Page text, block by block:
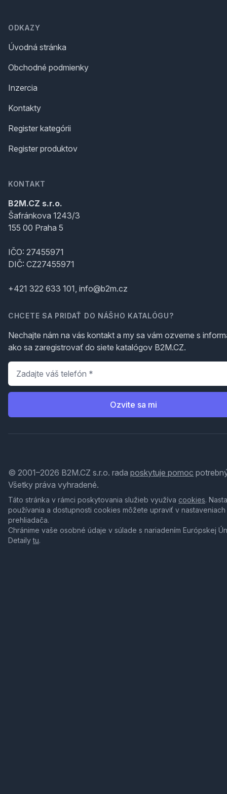
ODKAZY
Úvodná stránka
Obchodné podmienky
Inzercia
Kontakty
Register kategórii
Register produktov
KONTAKT
B2M.CZ s.r.o.
Šafránkova 1243/3
155 00 Praha 5
IČO: 27455971
DIČ: CZ27455971
+421 322 633 101, info@b2m.cz
CHCETE SA PRIDAŤ DO NÁŠHO KATALÓGU?
Nechajte nám na vás kontakt a my sa vám ozveme s
ako sa zaregistrovať do siete katalógov B2M.CZ.
Telefón
Ozvite sa mi
© 2001–2026 B2M.CZ s.r.o. rada poskytuje pomoc
Všetky práva vyhradené.
Táto stránka v rámci poskytovania služieb využíva cookies.
používania a dostupnosti cookies môžete upraviť v nastaveniach
prehliadača.
Chránime vaše osobné údaje v súlade s nariadením Európskej
Detailytu.